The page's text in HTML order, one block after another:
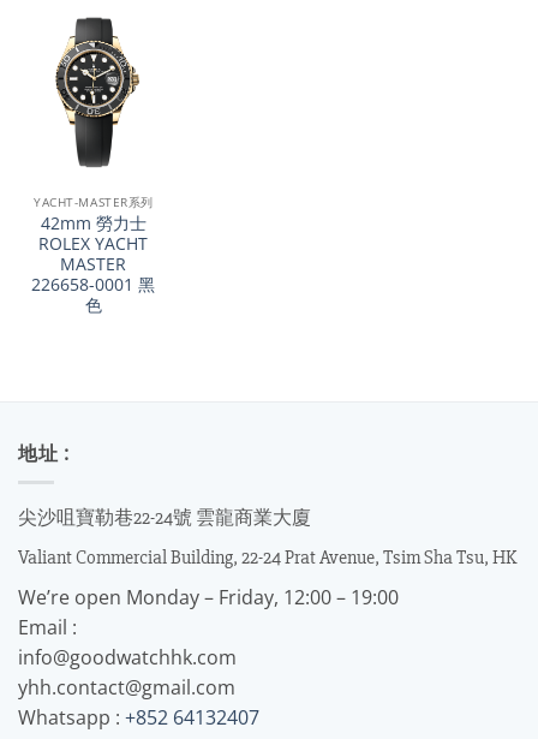
YACHT-MASTER系列
42mm 勞力士
ROLEX YACHT
MASTER
226658-0001 黑
色
地址 :
尖沙咀寶勒巷22-24號 雲龍商業大廈
Valiant Commercial Building, 22-24 Prat Avenue, Tsim Sha Tsu, HK
We’re open Monday – Friday, 12:00 – 19:00
Email :
info@goodwatchhk.com
yhh.contact@gmail.com
Whatsapp : +852 64132407